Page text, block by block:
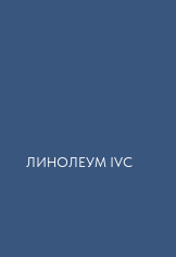
ЛИНОЛЕУМ IVC